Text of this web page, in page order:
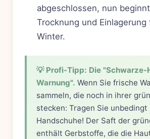
abgeschlossen, nun
Trocknung und Einlagerung
Winter.
💡 Profi-Tipp: Die "Schwarze-
Warnung". Wenn Sie frische
sammeln, die noch in ihrer
stecken: Tragen Sie unbedingt
Handschuhe! Der Saft der
enthält Gerbstoffe, die die